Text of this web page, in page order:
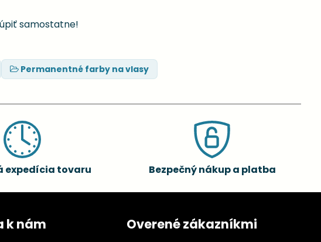
samostatne!
Permanentné farby na vlasy
expedícia tovaru Bezpečný nákup a platba
k nám Overené zákazníkmi